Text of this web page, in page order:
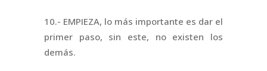
10.- EMPIEZA, lo más importante es dar el
primer paso, sin este, no existen los
demás.